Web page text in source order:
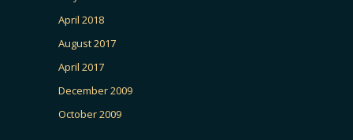
April 2018
August 2017
April 2017
December 2009
October 2009